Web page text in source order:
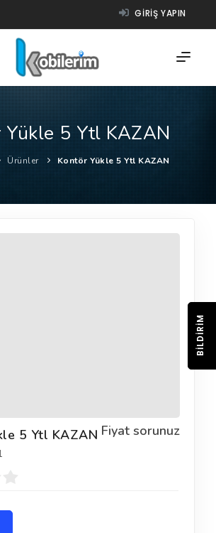
GIRIŞ YAPIN
Yükle 5 Ytl KAZAN
Ürünler Kontör Yükle 5 Ytl KAZAN
Fiyat sorunuz
5 Ytl KAZAN
BILDIRIM